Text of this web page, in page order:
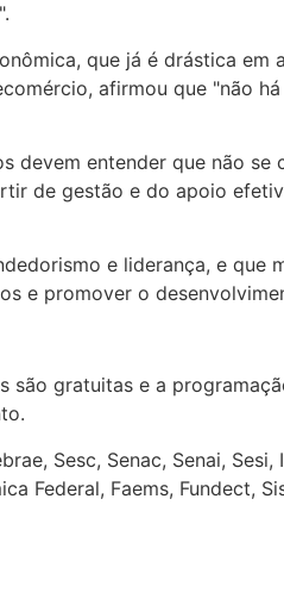
que já é drástica em
afirmou que "não
devem entender que não
de gestão e do apoio
e liderança, e que
e promover o
são gratuitas e a
Sesc, Senac, Senai, Sesi,
Federal, Faems, Fundect,